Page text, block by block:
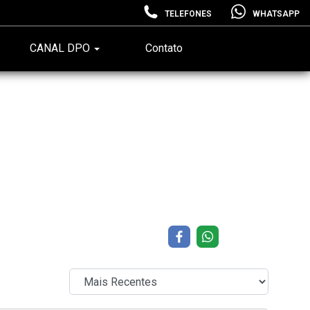
TELEFONES WHATSAPP
CANAL DPO Contato